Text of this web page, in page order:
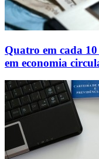
Quatro em cada
em economia